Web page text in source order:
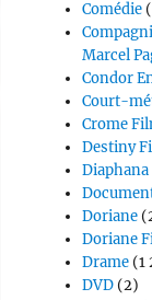
Comédie
Marcel
Condor
Court-
Crome
Destiny
Diaphana
Doriane
Doriane
Drame (1
DVD (2)